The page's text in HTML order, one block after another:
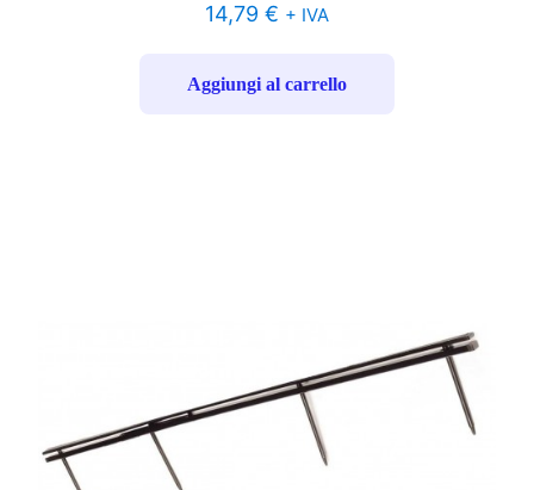
14,79 € + IVA
Aggiungi al carrello